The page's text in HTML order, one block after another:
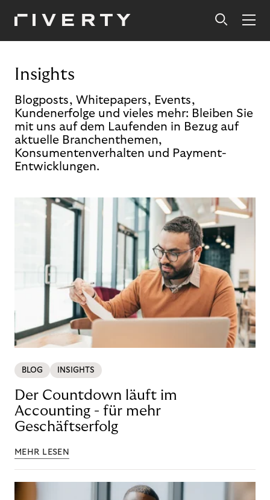
Insights
Blogposts, Whitepapers, Events,
Kundenerfolge und vieles mehr: Bleiben Sie
mit uns auf dem Laufenden in Bezug auf
aktuelle Branchenthemen,
Konsumentenverhalten und Payment-
Entwicklungen.
BLOG INSIGHTS
Der Countdown läuft im
Accounting - für mehr
Geschäftserfolg
MEHR LESEN